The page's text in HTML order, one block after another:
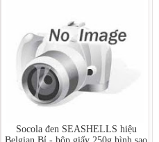
Socola đen SEASHELLS hiệu